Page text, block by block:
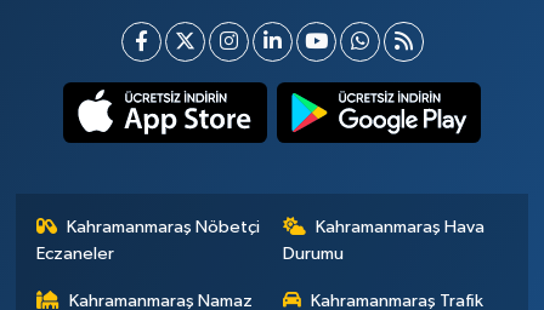
Kahramanmaraş Nöbetçi
Eczaneler
Kahramanmaraş Hava
Durumu
Kahramanmaraş Namaz Kahramanmaraş Trafik